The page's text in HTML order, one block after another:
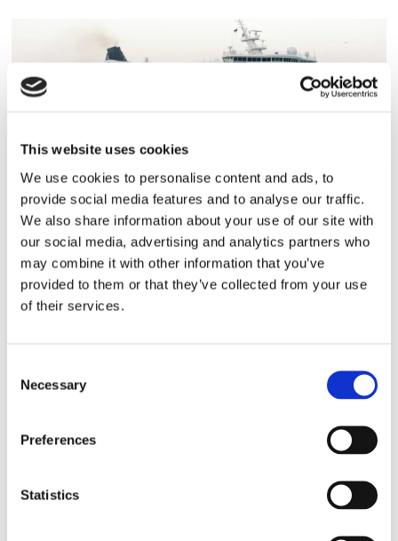
This website uses cookies
We use cookies to personalise content and ads, to
provide social media features and to analyse our traffic.
We also share information about your use of our site with
our social media, advertising and analytics partners who
may combine it with other information that you’ve
provided to them or that they’ve collected from your use
of their services.
Selection
Necessary
Preferences
Statistics
Eckerö tyngs av höga
bränslekostnader men
frakten fortsätter växa